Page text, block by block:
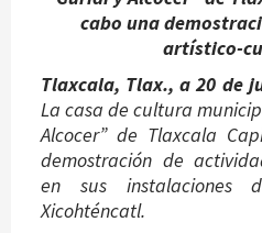
cabo una
artístico-
Tlaxcala, Tlax., a 20 de
La casa de cultura
Alcocer” de Tlaxcala
demostración de
en sus instalaciones
Xicohténcatl.